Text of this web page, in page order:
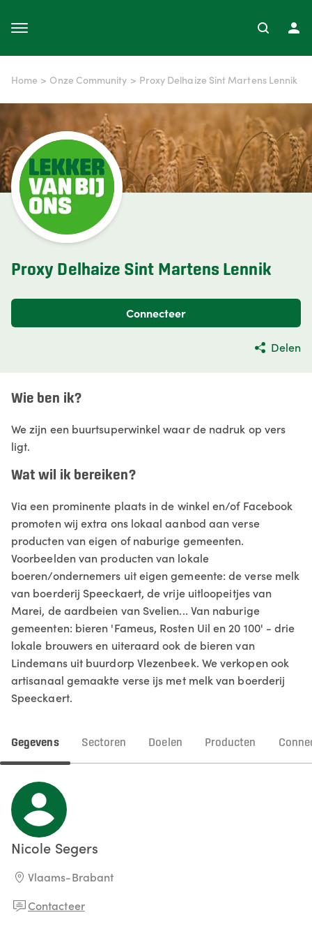
Home > Onze Community > Proxy Delhaize Sint Martens Lennik
Proxy Delhaize Sint Martens Lennik
Connecteer
Delen
Wie ben ik?
We zijn een buurtsuperwinkel waar de nadruk op vers
ligt.
Wat wil ik bereiken?
Via een prominente plaats in de winkel en/of Facebook
promoten wij extra ons lokaal aanbod aan verse
producten van eigen of naburige gemeenten.
Voorbeelden van producten van lokale
boeren/ondernemers uit eigen gemeente: de verse melk
van boerderij Speeckaert, de vrije uitloopeitjes van
Marei, de aardbeien van Svelien... Van naburige
gemeenten: bieren 'Fameus, Rosten Uil en 20 100' - drie
lokale brouwers en uiteraard ook de bieren van
Lindemans uit buurdorp Vlezenbeek. We verkopen ook
artisanaal gemaakte verse ijs met melk van boerderij
Speeckaert.
Gegevens Sectoren Doelen Producten
Nicole Segers
Vlaams-Brabant
Contacteer